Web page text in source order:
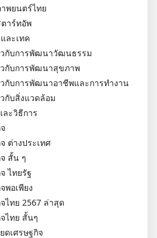
พยนตร์ไทย
าร์ทอัพ
ละเทค
วกับการพัฒนาวัฒนธรรม
วกับการพัฒนาสุขภาพ
กับการพัฒนาอาชีพและการทำงาน
กับสิ่งแวดล้อม
ะวิธีการ
ต่างประเทศ
สั้น ๆ
ไทยรัฐ
พอเพียง
ไทย 2567 ล่าสุด
ไทย สั้นๆ
ดเศรษฐกิจ